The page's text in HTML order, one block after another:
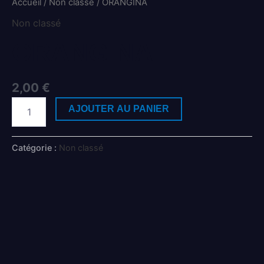
Accueil / Non classé / ORANGINA
Non classé
2,00 €
AJOUTER AU PANIER
Catégorie : Non classé